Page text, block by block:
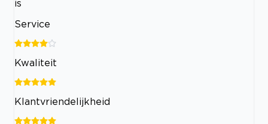
is
Service
Kwaliteit
Klantvriendelijkheid